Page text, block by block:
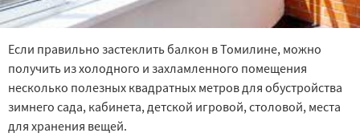
Если правильно застеклить балкон в Томилине, можно
получить из холодного и захламленного помещения
несколько полезных квадратных метров для обустройства
зимнего сада, кабинета, детской игровой, столовой, места
для хранения вещей.